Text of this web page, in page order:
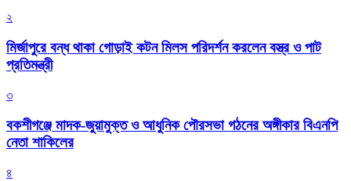
২
মির্জাপুরে বন্ধ থাকা গোড়াই কটন মিলস পরিদর্শন করলেন বস্ত্র ও পাট
প্রতিমন্ত্রী
৩
বকশীগঞ্জে মাদক-জুয়ামুক্ত ও আধুনিক পৌরসভা গঠনের অঙ্গীকার বিএনপি
নেতা শাকিলের
৪